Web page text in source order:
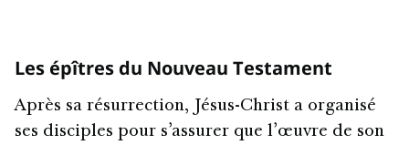
Les épîtres du Nouveau Testament
Après sa résurrection, Jésus-Christ a organisé
ses disciples pour s’assurer que l’œuvre de son